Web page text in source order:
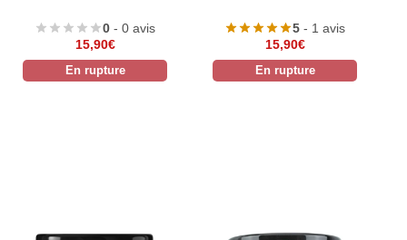
0 - 0 avis
15,90€
En rupture
5 - 1 avis
15,90€
En rupture